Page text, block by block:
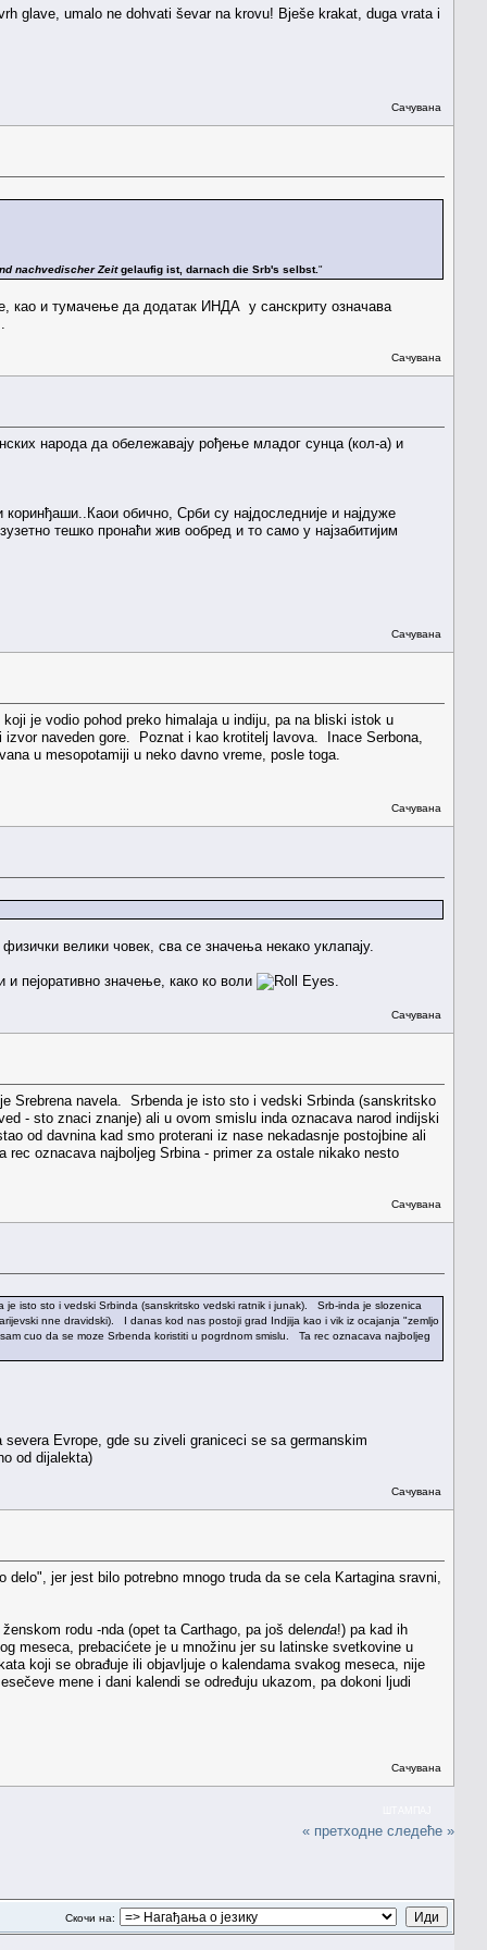
glave, umalo ne dohvati ševar na krovu! Bješe krakat, duga vrata i
Сачувана
nachvedischer Zeitgelaufig ist, darnach die Srb's selbst."
као и тумачење да додатак ИНДА у санскриту означава
Сачувана
народа да обележавају рођење младог сунца (кол-а) и
обично, Срби су најдоследније и најдуже
тешко пронаћи жив ообред и то само у најзабитијим
Сачувана
je vodio pohod preko himalaja u indiju, pa na bliski istok u
naveden gore. Poznat i kao krotitelj lavova. Inace Serbona,
u mesopotamiji u neko davno vreme, posle toga.
Сачувана
велики човек, сва се значења некако уклапају.
пејоративно значење, како ко воли
Сачувана
Srebrena navela. Srbenda je isto sto i vedski Srbinda (sanskritsko
- sto znaci znanje) ali u ovom smislu inda oznacava narod indijski
od davnina kad smo proterani iz nase nekadasnje postojbine ali
oznacava najboljeg Srbina - primer za ostale nikako nesto
Сачувана
isto sto i vedski Srbinda (sanskritsko vedski ratnik i junak). Srb-inda je slozenica
nne dravidski). I danas kod nas postoji grad Indjija kao i vik iz ocajanja "zemljo
cuo da se moze Srbenda koristiti u pogrdnom smislu. Ta rec oznacava najboljeg
Evrope, gde su ziveli graniceci se sa germanskim
od dijalekta)
Сачувана
jer jest bilo potrebno mnogo truda da se cela Kartagina sravni,
rodu -nda (opet ta Carthago, pa još delenda!) pa kad ih
meseca, prebacićete je u množinu jer su latinske svetkovine u
koji se obrađuje ili objavljuje o kalendama svakog meseca, nije
mene i dani kalendi se određuju ukazom, pa dokoni ljudi
Сачувана
« претходне следеће »
Скочи на: